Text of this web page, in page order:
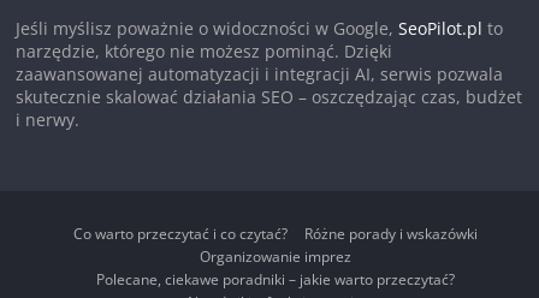
Jeśli myślisz poważnie o widoczności w Google,SeoPilot.pl to
narzędzie, którego nie możesz pominąć. Dzięki
zaawansowanej automatyzacji i integracji AI, serwis pozwala
skutecznie skalować działania SEO – oszczędzając czas, budżet
i nerwy.
Co warto przeczytać i co czytać?
Różne porady i wskazówki
Organizowanie imprez
Polecane, ciekawe poradniki – jakie warto przeczytać?